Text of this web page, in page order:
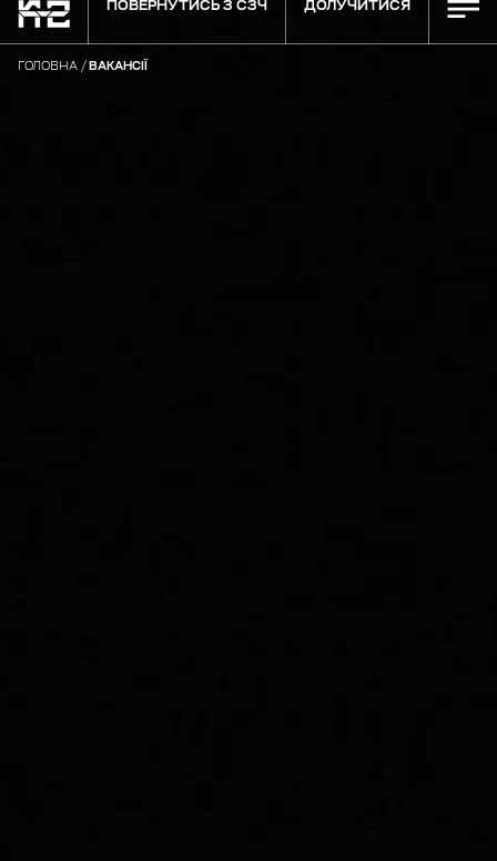
ПОВЕРНУТИСЬ З СЗЧ ДОЛУЧИТИСЯ
ГОЛОВНА ВАКАНСІЇ